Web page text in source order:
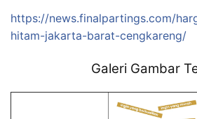
https://news.finalpartings.com/
hitam-jakarta-barat-cengkareng/
Galeri Gambar